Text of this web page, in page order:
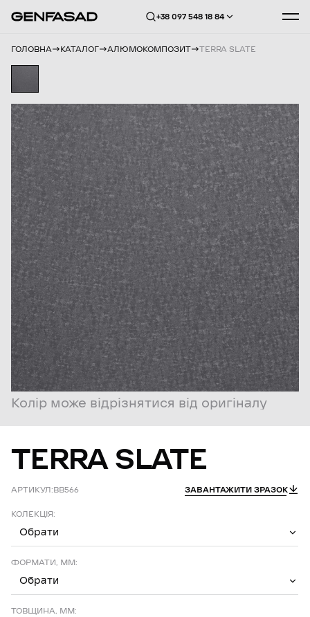
+38 097 548 18 84
ГОЛОВНА КАТАЛОГ АЛЮМОКОМПОЗИТ TERRA SLATE
Колір може відрізнятися від оригіналу
TERRASLATE
АРТИКУЛ:BB566 ЗАВАНТАЖИТИ ЗРАЗОК
КОЛЕКЦІЯ:
Обрати
ФОРМАТИ, ММ:
Обрати
ТОВЩИНА, ММ: